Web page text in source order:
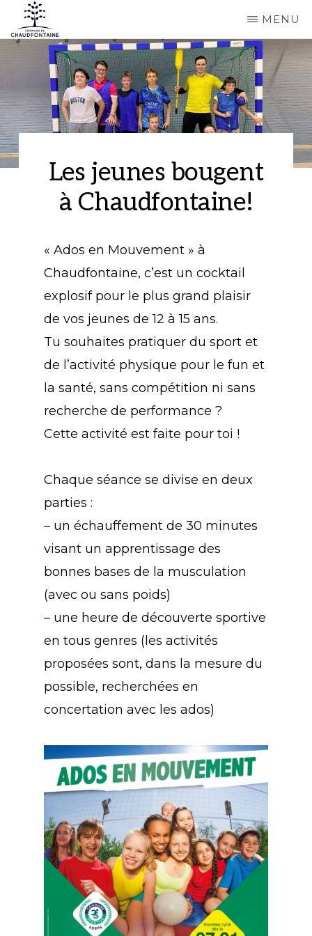
Passer
au
contenu
principal
COMMUNE
CHAUDFONTAINE
la
commune
de
Chaudfontaine
MENU
Les jeunes bougent
à Chaudfontaine!
« Ados en Mouvement » à
Chaudfontaine, c’est un cocktail
explosif pour le plus grand plaisir
de vos jeunes de 12 à 15 ans.
Tu souhaites pratiquer du sport et
de l’activité physique pour le fun et
la santé, sans compétition ni sans
recherche de performance ?
Cette activité est faite pour toi !
Chaque séance se divise en deux
parties :
– un échauffement de 30 minutes
visant un apprentissage des
bonnes bases de la musculation
(avec ou sans poids)
– une heure de découverte sportive
en tous genres (les activités
proposées sont, dans la mesure du
possible, recherchées en
concertation avec les ados)